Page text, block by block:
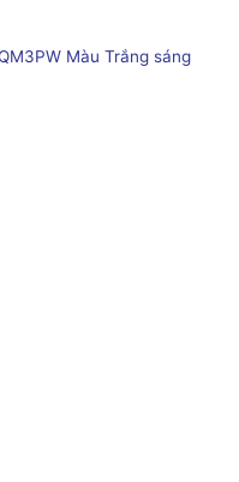
Màu Trắng sáng